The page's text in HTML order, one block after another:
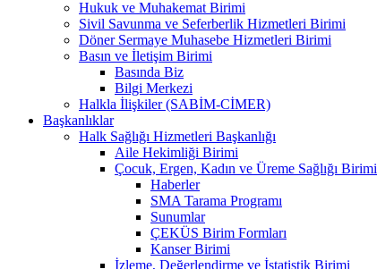
Hukuk ve Muhakemat Birimi
Sivil Savunma ve Seferberlik Hizmetleri Birimi
Döner Sermaye Muhasebe Hizmetleri Birimi
Basın ve İletişim Birimi
Basında Biz
Bilgi Merkezi
Halkla İlişkiler (SABİM-CİMER)
Başkanlıklar
Halk Sağlığı Hizmetleri Başkanlığı
Aile Hekimliği Birimi
Çocuk, Ergen, Kadın ve Üreme Sağlığı Birimi
Haberler
SMA Tarama Programı
Sunumlar
ÇEKÜS Birim Formları
Kanser Birimi
İzleme, Değerlendirme ve İstatistik Birimi